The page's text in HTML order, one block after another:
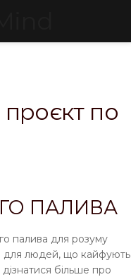
по
ПАЛИВА
для людей, що кайфують
більше про